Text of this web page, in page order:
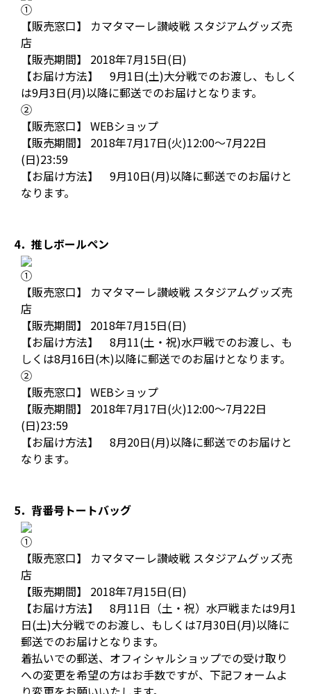
①
【販売窓口】 カマタマーレ讃岐戦 スタジアムグッズ売
店
【販売期間】 2018年7月15日(日)
【お届け方法】 9月1日(土)大分戦でのお渡し、もしく
は9月3日(月)以降に郵送でのお届けとなります。
②
【販売窓口】 WEBショップ
【販売期間】 2018年7月17日(火)12:00～7月22日
(日)23:59
【お届け方法】 9月10日(月)以降に郵送でのお届けと
なります。
4．推しボールペン
①
【販売窓口】 カマタマーレ讃岐戦 スタジアムグッズ売
店
【販売期間】 2018年7月15日(日)
【お届け方法】 8月11(土・祝)水戸戦でのお渡し、も
しくは8月16日(木)以降に郵送でのお届けとなります。
②
【販売窓口】 WEBショップ
【販売期間】 2018年7月17日(火)12:00～7月22日
(日)23:59
【お届け方法】 8月20日(月)以降に郵送でのお届けと
なります。
5．背番号トートバッグ
①
【販売窓口】 カマタマーレ讃岐戦 スタジアムグッズ売
店
【販売期間】 2018年7月15日(日)
【お届け方法】 8月11日（土・祝）水戸戦または9月1
日(土)大分戦でのお渡し、もしくは7月30日(月)以降に
郵送でのお届けとなります。
着払いでの郵送、オフィシャルショップでの受け取り
への変更を希望の方はお手数ですが、下記フォームよ